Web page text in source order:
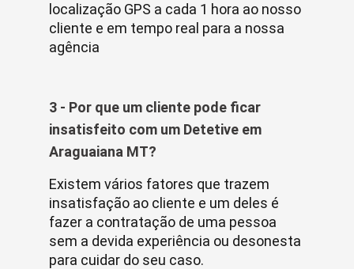
localização GPS a cada 1 hora ao nosso
cliente e em tempo real para a nossa
agência
3 - Por que um cliente pode ficar
insatisfeito com um Detetive em
Araguaiana MT?
Existem vários fatores que trazem
insatisfação ao cliente e um deles é
fazer a contratação de uma pessoa
sem a devida experiência ou desonesta
para cuidar do seu caso.